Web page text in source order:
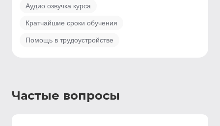
Аудио озвучка курса
Кратчайшие сроки обучения
Помощь в трудоустройстве
Частые вопросы